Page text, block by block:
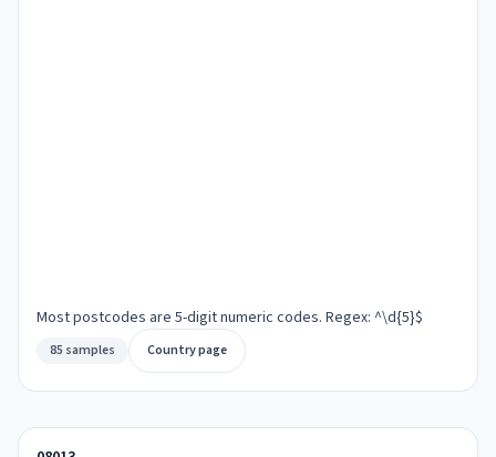
Most postcodes are 5-digit numeric codes. Regex: ^\d{5}$
85 samples Country page